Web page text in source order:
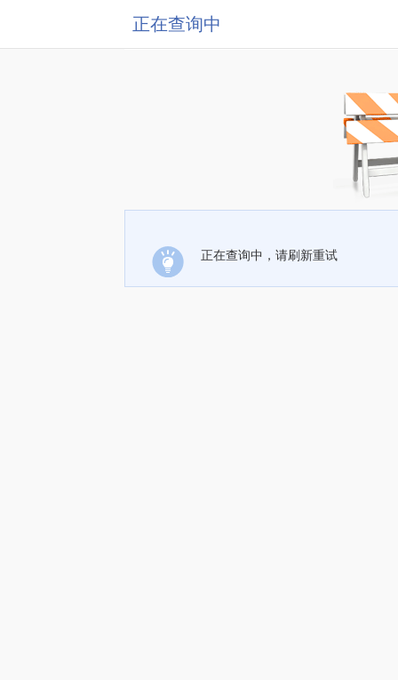
正在查询中
正在查询中，请刷新重试